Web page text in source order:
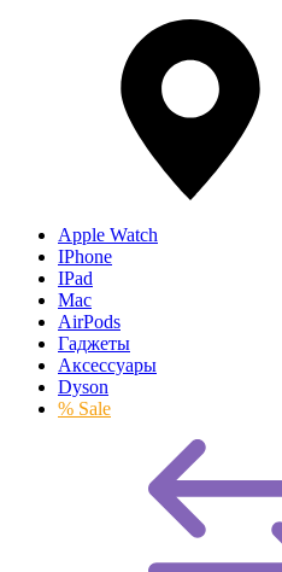
Apple Watch
IPhone
IPad
Mac
AirPods
Гаджеты
Аксессуары
Dyson
% Sale